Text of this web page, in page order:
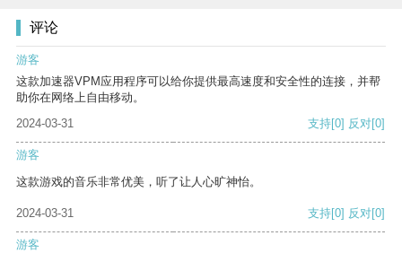
评论
游客
这款加速器VPM应用程序可以给你提供最高速度和安全性的连接，并帮
助你在网络上自由移动。
2024-03-31
支持[0] 反对[0]
游客
这款游戏的音乐非常优美，听了让人心旷神怡。
2024-03-31 支持[0] 反对[0]
游客